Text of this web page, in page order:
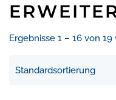
Ergebnisse 1 – 16 von